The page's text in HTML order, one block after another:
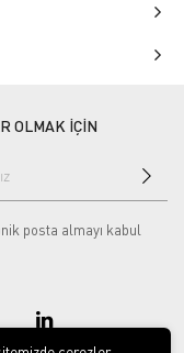
OLMAK İÇİN
posta almayı kabul